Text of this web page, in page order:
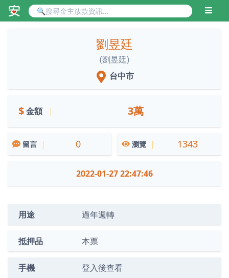
劉昱廷
(劉昱廷)
台中市
$金額 | 3萬
留言 | 0 瀏覽 | 1343
2022-01-27 22:47:46
用途 過年週轉
抵押品 本票
手機 登入後查看